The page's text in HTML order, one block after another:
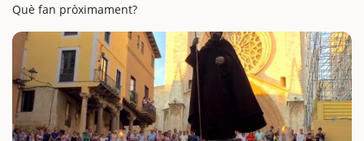
Què fan pròximament?